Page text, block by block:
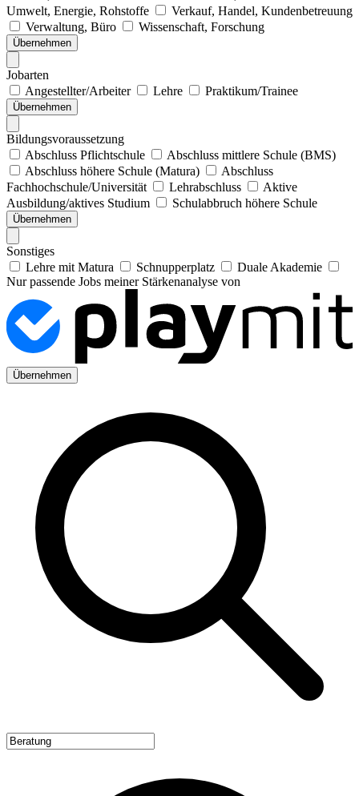
Umwelt, Energie, Rohstoffe
Verkauf, Handel, Kundenbetreuung
Verwaltung, Büro
Wissenschaft, Forschung
Übernehmen
Jobarten
Angestellter/Arbeiter
Lehre Praktikum/Trainee
Übernehmen
Bildungsvoraussetzung
Abschluss Pflichtschule
Abschluss mittlere Schule (BMS)
Abschluss höhere Schule (Matura)
Abschluss
Fachhochschule/Universität
Lehrabschluss
Aktive
Ausbildung/aktives Studium
Schulabbruch höhere Schule
Übernehmen
Sonstiges
Lehre mit Matura
Schnupperplatz
Duale Akademie
Nur passende Jobs meiner Stärkenanalyse von
Übernehmen